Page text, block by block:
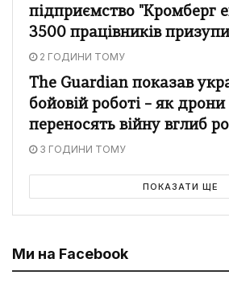
підприємство "Кромберг
3500 працівників
2 ГОДИНИ ТОМУ
The Guardian показав
бойовій роботі – як
переносять війну вглиб
3 ГОДИНИ ТОМУ
ПОКАЗАТИ ЩЕ
Ми на Facebook